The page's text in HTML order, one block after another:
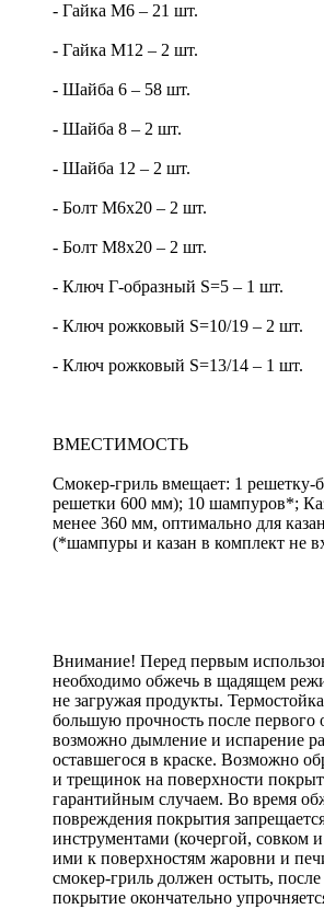
- Гайка М6 – 21 шт.
- Гайка М12 – 2 шт.
- Шайба 6 – 58 шт.
- Шайба 8 – 2 шт.
- Шайба 12 – 2 шт.
- Болт М6х20 – 2 шт.
- Болт М8х20 – 2 шт.
- Ключ Г-образный S=5 – 1 шт.
- Ключ рожковый S=10/19 – 2 шт.
- Ключ рожковый S=13/14 – 1 шт.
ВМЕСТИМОСТЬ
Смокер-гриль вмещает: 1 решетку-
решетки 600 мм); 10 шампуров*;
менее 360 мм, оптимально для
(*шампуры и казан в комплект не
Внимание! Перед первым
необходимо обжечь в щадящем
не загружая продукты.
большую прочность после
возможно дымление и испарение
оставшегося в краске. Возможно
и трещинок на поверхности
гарантийным случаем. Во время
повреждения покрытия
инструментами (кочергой, совком
ими к поверхностям жаровни и
смокер-гриль должен остыть,
покрытие окончательно